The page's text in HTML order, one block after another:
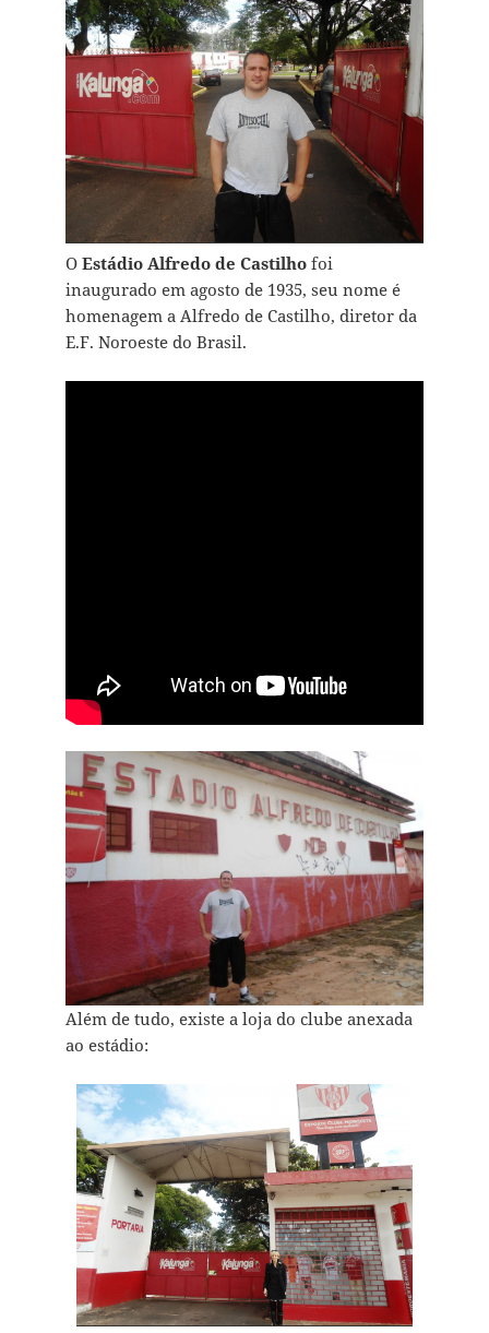
OEstádio Alfredo de Castilhofoi
inaugurado em agosto de 1935, seu nome é
homenagem a Alfredo de Castilho, diretor da
E.F. Noroeste do Brasil.
Além de tudo, existe a loja do clube anexada
ao estádio: